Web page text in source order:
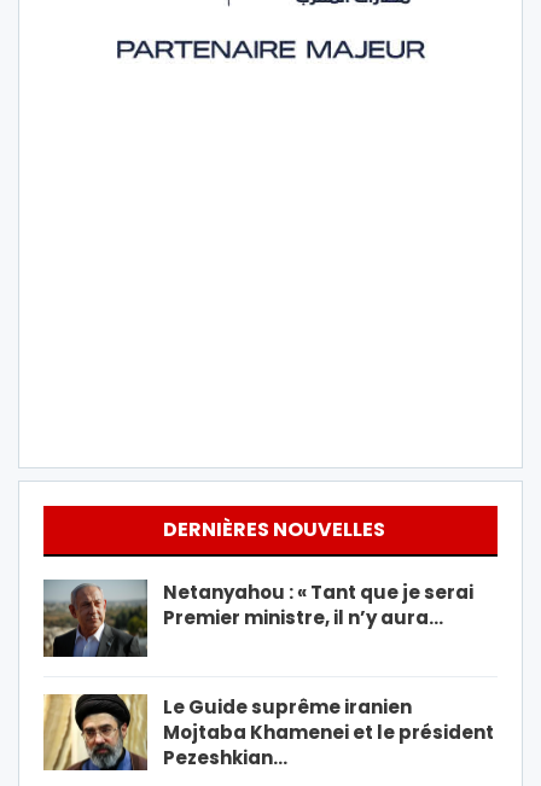
DERNIÈRES NOUVELLES
Netanyahou : « Tant que je serai
Premier ministre, il n’y aura…
Le Guide suprême iranien
Mojtaba Khamenei et le président
Pezeshkian…